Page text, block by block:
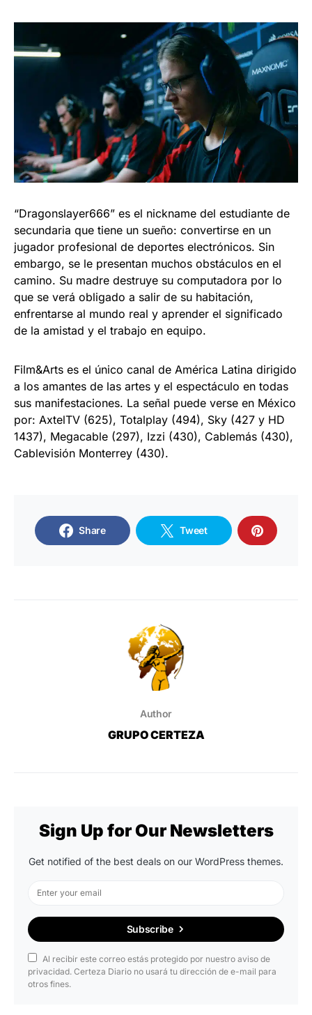
“Dragonslayer666” es el nickname del estudiante de
secundaria que tiene un sueño: convertirse en un
jugador profesional de deportes electrónicos. Sin
embargo, se le presentan muchos obstáculos en el
camino. Su madre destruye su computadora por lo
que se verá obligado a salir de su habitación,
enfrentarse al mundo real y aprender el significado
de la amistad y el trabajo en equipo.
Film&Arts es el único canal de América Latina dirigido
a los amantes de las artes y el espectáculo en todas
sus manifestaciones. La señal puede verse en México
por: AxtelTV (625), Totalplay (494), Sky (427 y HD
1437), Megacable (297), Izzi (430), Cablemás (430),
Cablevisión Monterrey (430).
Share Tweet
Author
GRUPO CERTEZA
Sign Up for Our Newsletters
Get notified of the best deals on our WordPress themes.
Subscribe
Al recibir este correo estás protegido por nuestro aviso de
privacidad. Certeza Diario no usará tu dirección de e-mail para
otros fines.